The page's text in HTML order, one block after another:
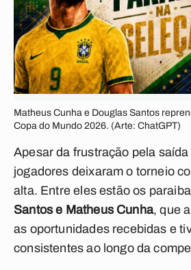
Matheus Cunha e Douglas Santos
Copa do Mundo 2026. (Arte: ChatGPT)
Apesar da frustração pela
jogadores deixaram o torneio
alta. Entre eles estão os
Santos e Matheus Cunha, que
as oportunidades recebidas e
consistentes ao longo da